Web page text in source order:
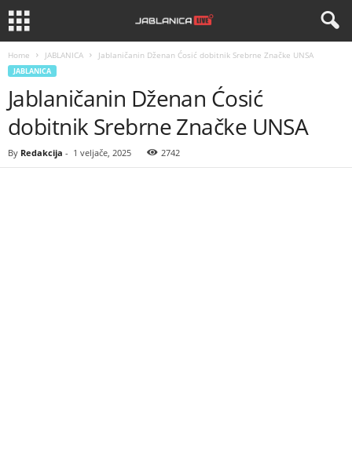
Home JABLANICA Jablaničanin Dženan Ćosić dobitnik Srebrne Značke UNSA
JABLANICA
Jablaničanin Dženan Ćosić
dobitnik Srebrne Značke UNSA
By Redakcija - 1 veljače, 2025 2742